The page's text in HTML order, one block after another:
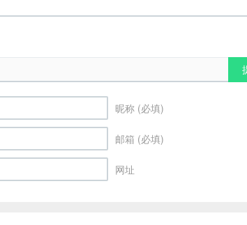
昵称 (必填)
邮箱 (必填)
网址